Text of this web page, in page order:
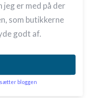
er med på der
som butikkerne
godt af.
bloggen